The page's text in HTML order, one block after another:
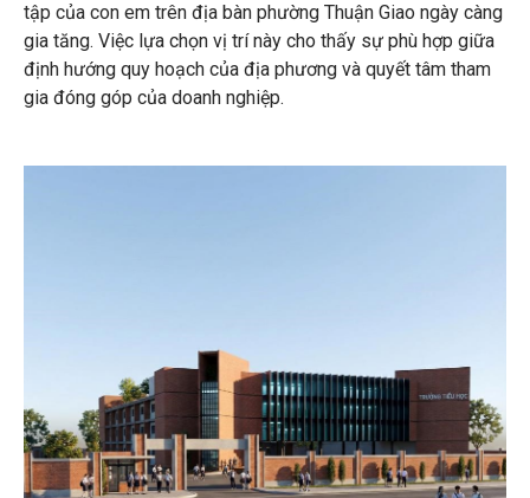
tập của con em trên địa bàn phường Thuận Giao ngày càng
gia tăng. Việc lựa chọn vị trí này cho thấy sự phù hợp giữa
định hướng quy hoạch của địa phương và quyết tâm tham
gia đóng góp của doanh nghiệp.